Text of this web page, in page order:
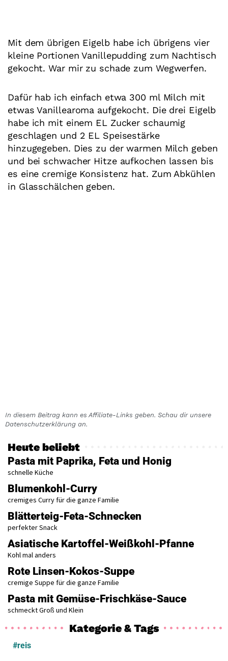
Mit dem übrigen Eigelb habe ich übrigens vier
kleine Portionen Vanillepudding zum Nachtisch
gekocht. War mir zu schade zum Wegwerfen.
Dafür hab ich einfach etwa 300 ml Milch mit
etwas Vanillearoma aufgekocht. Die drei Eigelb
habe ich mit einem EL Zucker schaumig
geschlagen und 2 EL Speisestärke
hinzugegeben. Dies zu der warmen Milch geben
und bei schwacher Hitze aufkochen lassen bis
es eine cremige Konsistenz hat. Zum Abkühlen
in Glasschälchen geben.
In diesem Beitrag kann es Affiliate-Links geben. Schau dir unsere
Datenschutzerklärung an.
Heute beliebt
Pasta mit Paprika, Feta und Honig
schnelle Küche
Blumenkohl-Curry
cremiges Curry für die ganze Familie
Blätterteig-Feta-Schnecken
perfekter Snack
Asiatische Kartoffel-Weißkohl-Pfanne
Kohl mal anders
Rote Linsen-Kokos-Suppe
cremige Suppe für die ganze Familie
Pasta mit Gemüse-Frischkäse-Sauce
schmeckt Groß und Klein
Kategorie & Tags
#reis